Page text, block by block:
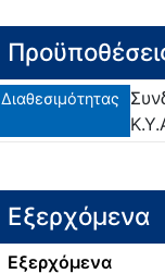
Διαθεσιμότητας
Εξερχόμενα
Εξερχόμενα